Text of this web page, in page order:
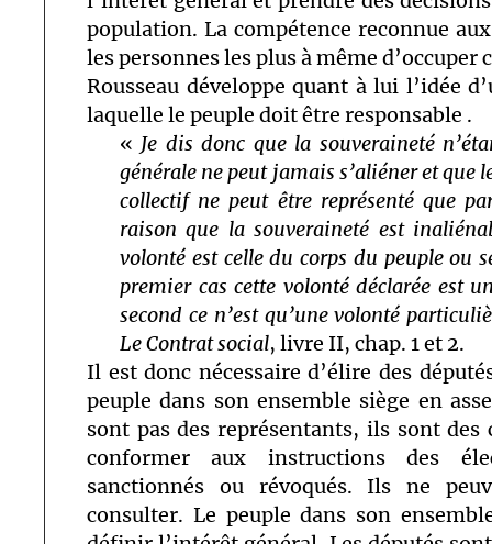
population. La compétence reconnue
les personnes les plus à même d’occuper
Rousseau développe quant à lui l’idée
laquelle le peuple doit être responsable .
« Je dis donc que la souveraineté
générale ne peut jamais s’aliéner et que
collectif ne peut être représenté que
raison que la souveraineté est
volonté est celle du corps du peuple ou
premier cas cette volonté déclarée est
second ce n’est qu’une volonté
Le Contrat social, livre II, chap. 1 et 2.
Il est donc nécessaire d’élire des
peuple dans son ensemble siège en
sont pas des représentants, ils sont
conformer aux instructions des
sanctionnés ou révoqués. Ils ne
consulter. Le peuple dans son